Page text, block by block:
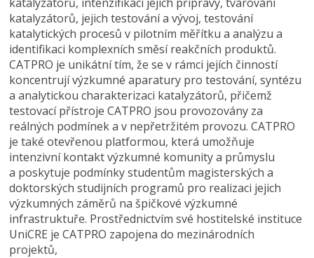
katalyzátorů, jejich testování a vývoj, testování
katalytických procesů v pilotním měřítku a analýzu a
identifikaci komplexních směsí reakčních produktů.
CATPRO je unikátní tím, že se v rámci jejích činností
koncentrují výzkumné aparatury pro testování, syntézu
a analytickou charakterizaci katalyzátorů, přičemž
testovací přístroje CATPRO jsou provozovány za
reálných podmínek a v nepřetržitém provozu. CATPRO
je také otevřenou platformou, která umožňuje
intenzivní kontakt výzkumné komunity a průmyslu
a poskytuje podmínky studentům magisterských a
doktorských studijních programů pro realizaci jejich
výzkumných záměrů na špičkové výzkumné
infrastruktuře. Prostřednictvím své hostitelské instituce
UniCRE je CATPRO zapojena do mezinárodních
projektů,